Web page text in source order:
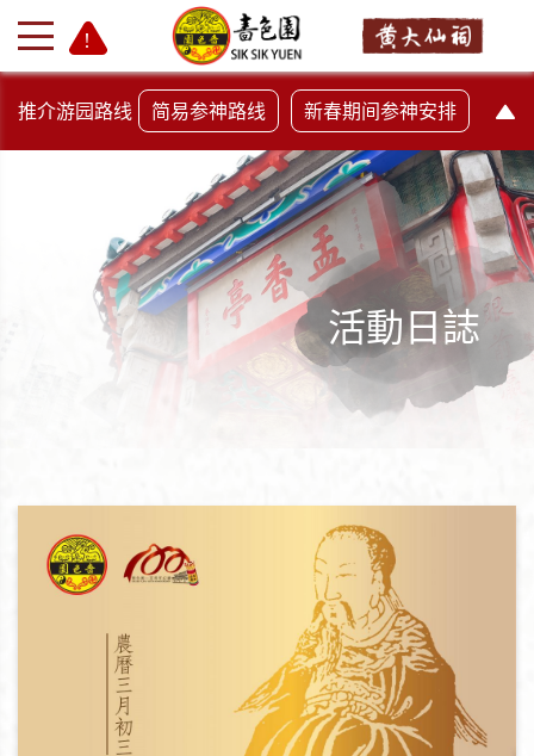
推介游园路线 简易参神路线 新春期间参神安排
活動日誌